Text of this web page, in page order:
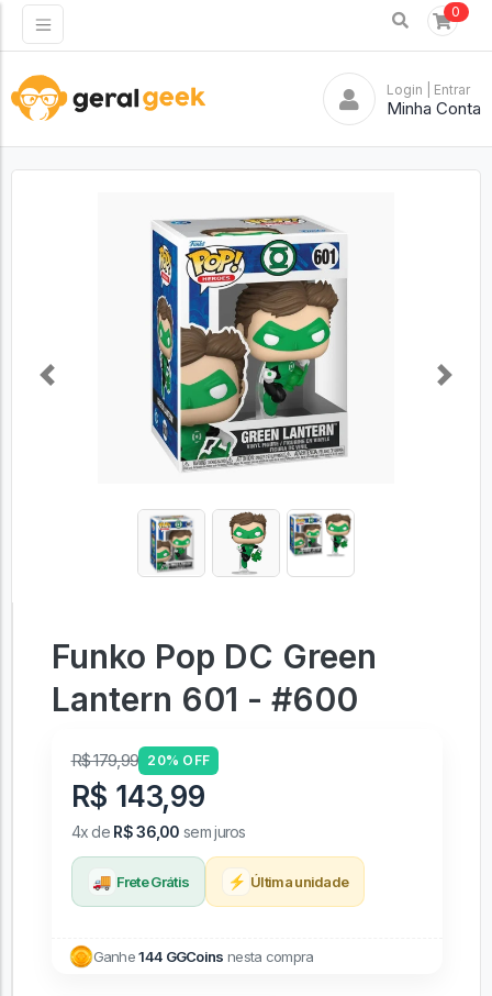
0
Login | Entrar
Minha Conta
Previous Next
Funko Pop DC Green
Lantern 601 - #600
R$ 179,99 20% OFF
R$ 143,99
4x de R$ 36,00 sem juros
🚚 Frete Grátis ⚡ Última unidade
Ganhe144 GGCoins nesta compra